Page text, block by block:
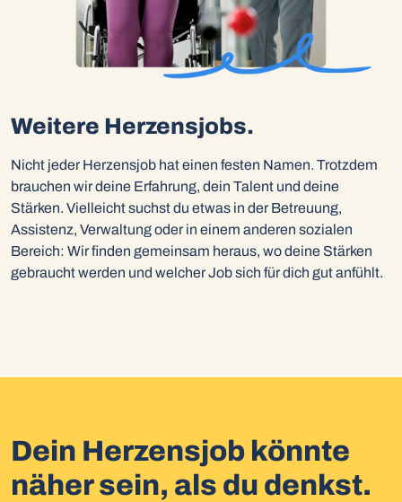
Weitere Herzensjobs.
Nicht jeder Herzensjob hat einen festen Namen. Trotzdem
brauchen wir deine Erfahrung, dein Talent und deine
Stärken. Vielleicht suchst du etwas in der Betreuung,
Assistenz, Verwaltung oder in einem anderen sozialen
Bereich: Wir finden gemeinsam heraus, wo deine Stärken
gebraucht werden und welcher Job sich für dich gut anfühlt.
Dein Herzensjob könnte
näher sein, als du denkst.